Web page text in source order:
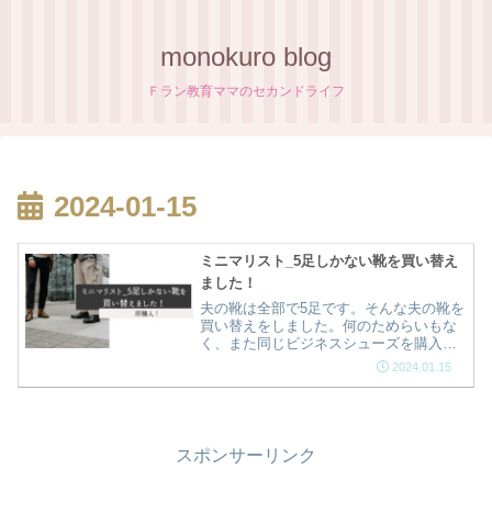
monokuro blog
Ｆラン教育ママのセカンドライフ
2024-01-15
ミニマリスト_5足しかない靴を買い替え
ました！
夫の靴は全部で5足です。そんな夫の靴を
買い替えをしました。何のためらいもな
く、また同じビジネスシューズを購入し
たんです‼夫のお気に入りのビジネスシュ
2024.01.15
スポンサーリンク